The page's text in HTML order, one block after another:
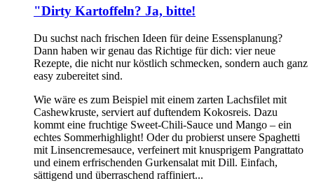
"Dirty Kartoffeln? Ja, bitte!
Du suchst nach frischen Ideen für deine Essensplanung?
Dann haben wir genau das Richtige für dich: vier neue
Rezepte, die nicht nur köstlich schmecken, sondern auch ganz
easy zubereitet sind.
Wie wäre es zum Beispiel mit einem zarten Lachsfilet mit
Cashewkruste, serviert auf duftendem Kokosreis. Dazu
kommt eine fruchtige Sweet-Chili-Sauce und Mango – ein
echtes Sommerhighlight! Oder du probierst unsere Spaghetti
mit Linsencremesauce, verfeinert mit knusprigem Pangrattato
und einem erfrischenden Gurkensalat mit Dill. Einfach,
sättigend und überraschend raffiniert...